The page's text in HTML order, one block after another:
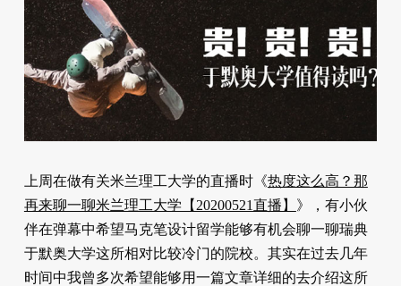
上周在做有关米兰理工大学的直播时《热度这么高？那
再来聊一聊米兰理工大学【20200521直播】 》，有小伙
伴在弹幕中希望马克笔设计留学能够有机会聊一聊瑞典
于默奥大学这所相对比较冷门的院校。其实在过去几年
时间中我曾多次希望能够用一篇文章详细的去介绍这所